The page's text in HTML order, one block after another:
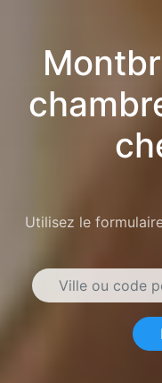
Utilisez le